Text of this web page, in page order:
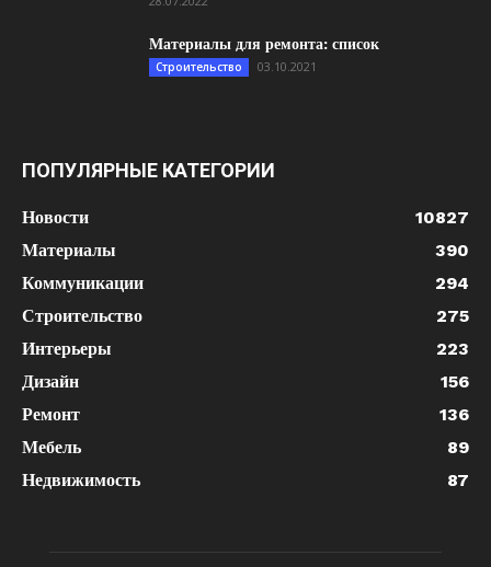
Материалы для ремонта: список
Строительство 03.10.2021
ПОПУЛЯРНЫЕ КАТЕГОРИИ
Новости
10827
Материалы
390
Коммуникации
294
Строительство
275
Интерьеры
223
Дизайн
156
Ремонт
136
Мебель
89
Недвижимость
87